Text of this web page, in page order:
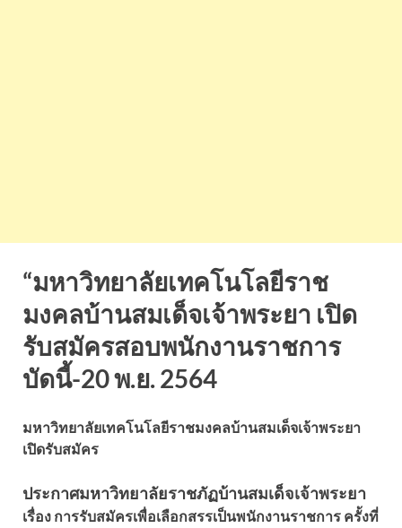
“มหาวิทยาลัยเทคโนโลยีราช
มงคลบ้านสมเด็จเจ้าพระยา เปิด
รับสมัครสอบพนักงานราชการ
บัดนี้-20 พ.ย. 2564
มหาวิทยาลัยเทคโนโลยีราชมงคลบ้านสมเด็จเจ้าพระยา
เปิดรับสมัคร
ประกาศมหาวิทยาลัยราชภัฏบ้านสมเด็จเจ้าพระยา
เรื่อง การรับสมัครเพื่อเลือกสรรเป็นพนักงานราชการ ครั้งที่